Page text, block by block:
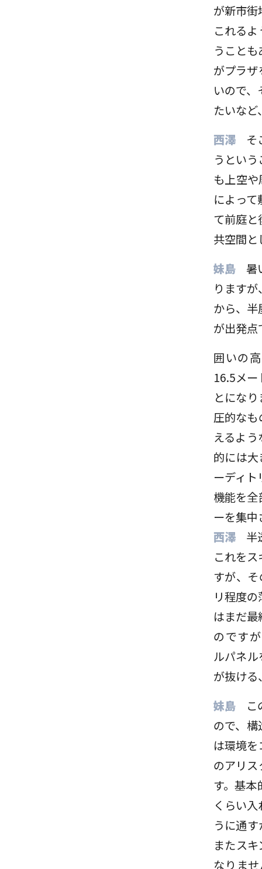
が新市
これる
うこと
がプラ
いので
たいな
西澤
そ
うとい
も上空
によっ
て前庭
共空間と
妹島
暑
ります
から、
が出発点
囲いの
16.5メ
とにな
圧的な
えるよ
的には
ーディ
機能を
ーを集
西澤
半
これを
すが、
リ程度
はまだ
のです
ルパネ
が抜ける
妹島
ので、
は環境
のアリ
す。基
くらい
うに通
またス
なりま